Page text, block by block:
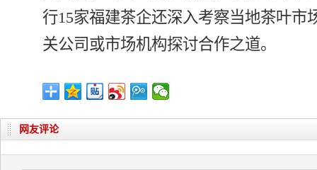
行15家福建茶企还深入考察当地茶叶市
关公司或市场机构探讨合作之道。
网友评论